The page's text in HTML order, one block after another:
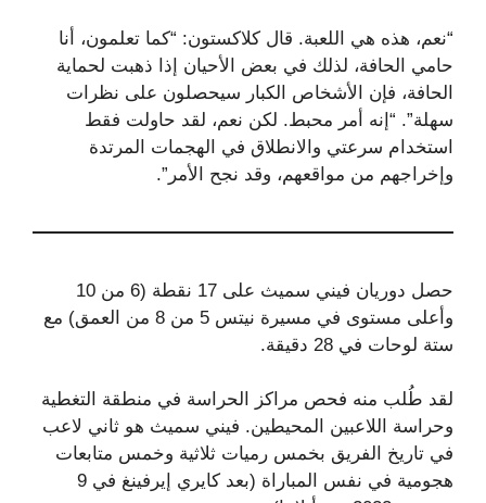
“نعم، هذه هي اللعبة. قال كلاكستون: “كما تعلمون، أنا
حامي الحافة، لذلك في بعض الأحيان إذا ذهبت لحماية
الحافة، فإن الأشخاص الكبار سيحصلون على نظرات
سهلة”. “إنه أمر محبط. لكن نعم، لقد حاولت فقط
استخدام سرعتي والانطلاق في الهجمات المرتدة
وإخراجهم من مواقعهم، وقد نجح الأمر”.
حصل دوريان فيني سميث على 17 نقطة (6 من 10
وأعلى مستوى في مسيرة نيتس 5 من 8 من العمق) مع
ستة لوحات في 28 دقيقة.
لقد طُلب منه فحص مراكز الحراسة في منطقة التغطية
وحراسة اللاعبين المحيطين. فيني سميث هو ثاني لاعب
في تاريخ الفريق بخمس رميات ثلاثية وخمس متابعات
هجومية في نفس المباراة (بعد كايري إيرفينغ في 9